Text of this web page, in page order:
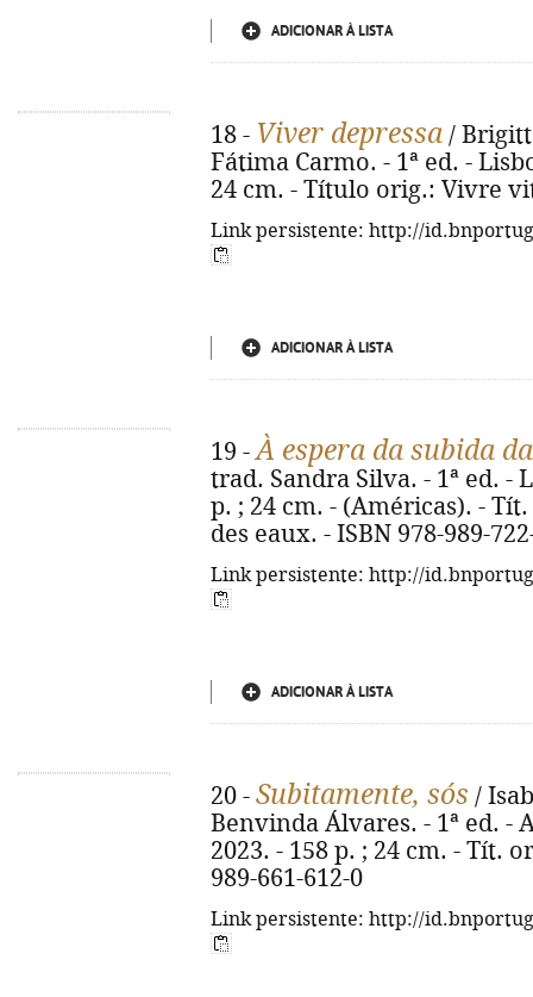
ADICIONAR À LISTA
18 - Viver depressa /
Fátima Carmo. - 1ª ed. -
24 cm. - Título orig.: Vivre
Link persistente: http://
ADICIONAR À LISTA
19 -À espera da subida
trad. Sandra Silva. - 1ª ed. -
p. ; 24 cm. - (Américas). -
des eaux. - ISBN 978-989-
Link persistente: http://
ADICIONAR À LISTA
20 - Subitamente, sós /
Benvinda Álvares. - 1ª ed. -
2023. - 158 p. ; 24 cm. - Tít.
989-661-612-0
Link persistente: http://